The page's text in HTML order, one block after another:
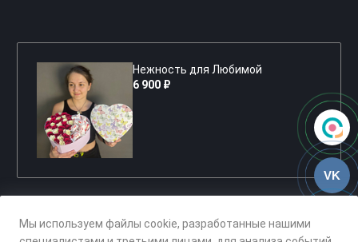
VK
Нежность для Любимой
6 900 ₽
Мы используем файлы cookie, разработанные нашими